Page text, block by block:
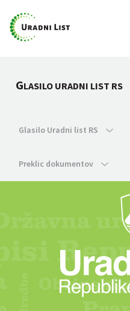
GLASILO URADNI LIST RS
Glasilo Uradni list RS
Preklic dokumentov